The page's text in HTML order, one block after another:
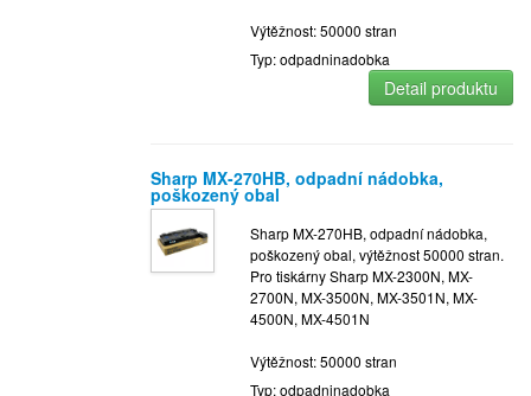
Výtěžnost: 50000 stran
Typ: odpadninadobka
Detail produktu
Sharp MX-270HB, odpadní nádobka,
poškozený obal
Sharp MX-270HB, odpadní nádobka,
poškozený obal, výtěžnost 50000 stran.
Pro tiskárny Sharp MX-2300N, MX-
2700N, MX-3500N, MX-3501N, MX-
4500N, MX-4501N
Výtěžnost: 50000 stran
Typ: odpadninadobka